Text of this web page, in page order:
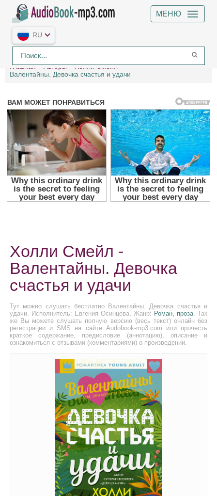
МЕНЮ
RU
Главная Авторы
Холли Смейл
Валентайны. Девочка счастья и удачи
Холли Смейл -
Валентайны. Девочка
счастья и удачи
Тут можно слушать бесплатно Валентайны. Девочка счастья и
удачи. Исполнитель: Евгения Осинцева, Жанр: Роман, проза. Так
же Вы можете слушать полную версию (весь текст) онлайн без
регистрации и SMS на сайте Audobook-mp3.com или прочесть
краткое содержание, предисловие (аннотацию), описание и
ознакомиться с отзывами (комментариями) о произведении.